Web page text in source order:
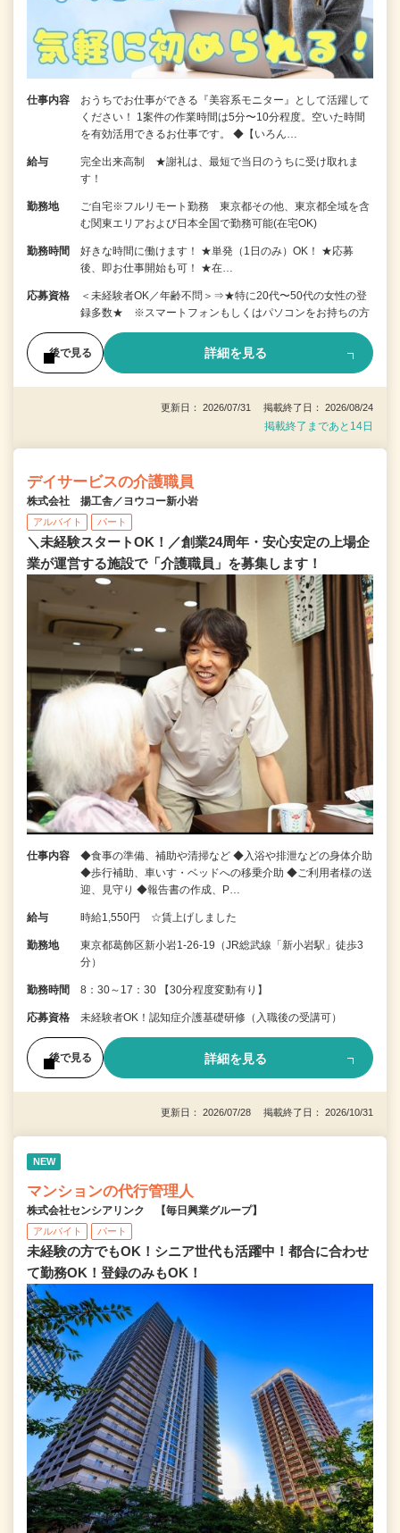
仕事内容
おうちでお仕事ができる『美容系モニター』として活躍して
ください！ 1案件の作業時間は5分〜10分程度。空いた時間
を有効活用できるお仕事です。 ◆【いろん…
給与
完全出来高制 ★謝礼は、最短で当日のうちに受け取れま
す！
勤務地
ご自宅※フルリモート勤務 東京都その他、東京都全域を含
む関東エリアおよび日本全国で勤務可能(在宅OK)
勤務時間
好きな時間に働けます！ ★単発（1日のみ）OK！ ★応募
後、即お仕事開始も可！ ★在…
応募資格
＜未経験者OK／年齢不問＞⇒★特に20代〜50代の女性の登
録多数★ ※スマートフォンもしくはパソコンをお持ちの方
後で見る 詳細を見る
更新日： 2026/07/31 掲載終了日： 2026/08/24
掲載終了まであと14日
デイサービスの介護職員
株式会社 揚工舎／ヨウコー新小岩
アルバイト パート
＼未経験スタートOK！／創業24周年・安心安定の上場企
業が運営する施設で「介護職員」を募集します！
仕事内容
◆食事の準備、補助や清掃など ◆入浴や排泄などの身体介助
◆歩行補助、車いす・ベッドへの移乗介助 ◆ご利用者様の送
迎、見守り ◆報告書の作成、P…
給与 時給1,550円 ☆賃上げしました
勤務地
東京都葛飾区新小岩1-26-19（JR総武線「新小岩駅」徒歩3
分）
勤務時間 8：30～17：30 【30分程度変動有り】
応募資格 未経験者OK！認知症介護基礎研修（入職後の受講可）
後で見る 詳細を見る
更新日： 2026/07/28 掲載終了日： 2026/10/31
NEW
マンションの代行管理人
株式会社センシアリンク 【毎日興業グループ】
アルバイト パート
未経験の方でもOK！シニア世代も活躍中！都合に合わせ
て勤務OK！登録のみもOK！